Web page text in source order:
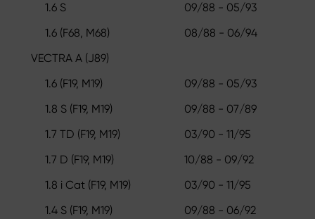
1.6 S
09/88 - 05/93
1.6 (F68, M68)
08/88 - 06/94
VECTRA A (J89)
1.6 (F19, M19)
09/88 - 05/93
1.8 S (F19, M19)
09/88 - 07/89
1.7 TD (F19, M19)
03/90 - 11/95
1.7 D (F19, M19)
10/88 - 09/92
1.8 i Cat (F19, M19)
03/90 - 11/95
1.4 S (F19, M19)
09/88 - 06/92